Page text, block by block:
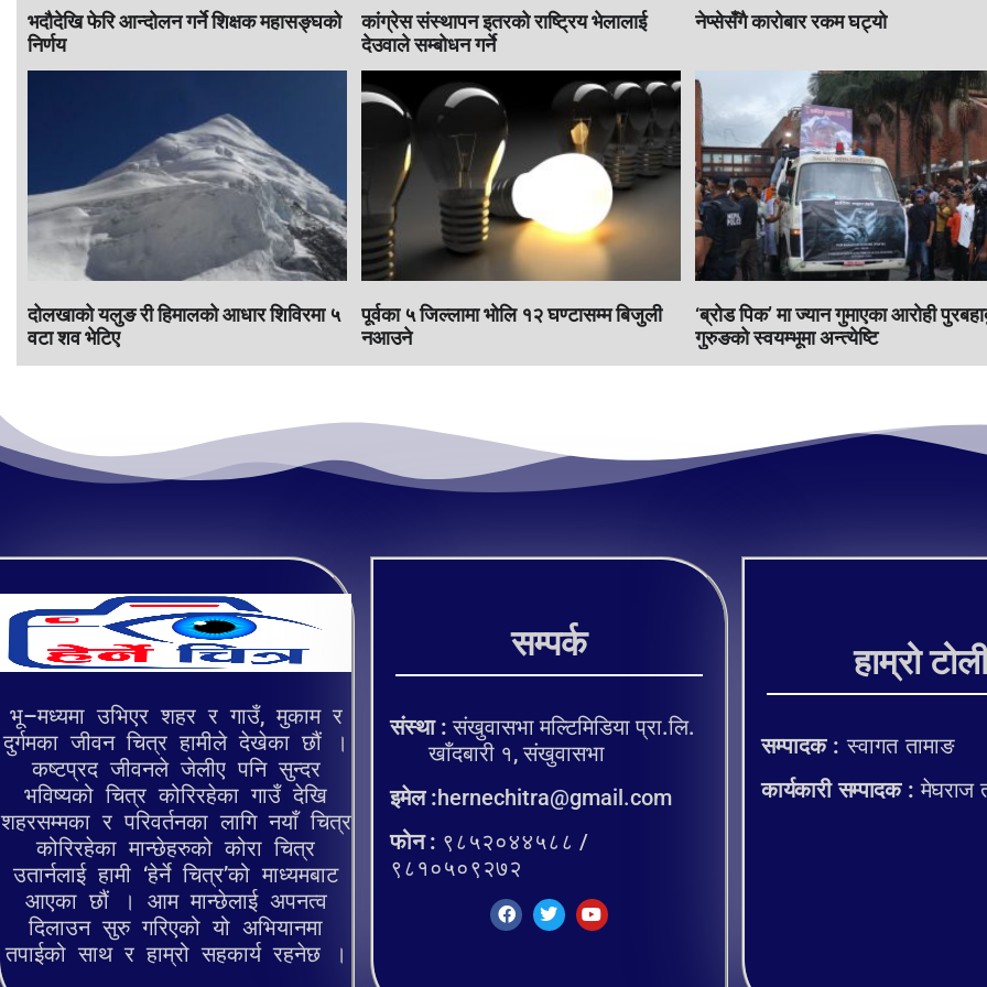
भदौदेखि फेरि आन्दोलन गर्ने शिक्षक महासङ्घको
निर्णय
कांग्रेस संस्थापन इतरको राष्ट्रिय भेलालाई
देउवाले सम्बोधन गर्ने
नेप्सेसँगै काराेबार रकम घट्याे
दोलखाको यलुङ री हिमालको आधार शिविरमा ५
वटा शव भेटिए
पूर्वका ५ जिल्लामा भाेलि १२ घण्टासम्म बिजुली
नआउने
‘ब्रोड पिक’ मा ज्यान गुमाएका आराेही
गुरुङको स्वयम्भूमा अन्त्येष्टि
भू–मध्यमा उभिएर शहर र गाउँ, मुकाम र
दुर्गमका जीवन चित्र हामीले देखेका छौं ।
कष्टप्रद जीवनले जेलीए पनि सुन्दर
भविष्यको चित्र कोरिरहेका गाउँ देखि
शहरसम्मका र परिवर्तनका लागि नयाँ चित्र
कोरिरहेका मान्छेहरुको कोरा चित्र
उतार्नलाई हामी ‘हेर्ने चित्र’को माध्यमबाट
आएका छौं । आम मान्छेलाई अपनत्व
दिलाउन सुरु गरिएको यो अभियानमा
तपाईको साथ र हाम्रो सहकार्य रहनेछ ।
सम्पर्क
संस्था : संखुवासभा मल्टिमिडिया प्रा.लि.
खाँदबारी १, संखुवासभा
इमेल :hernechitra@gmail.com
फोन : ९८५२०४४५८८ /
९८१०५०९२७२
हाम्रो टोली
सम्पादक :स्वागत तामाङ
कार्यकारी सम्पादक :मेघराज